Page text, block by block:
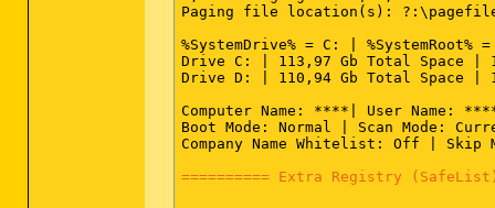
SRV - (AntiVirService) --
SRV - (AntiVirSchedulerService) --
SRV - (lxea_device) --
SRV -
SRV - (sesvc) -- C:\Program
SRV - (ThreatFire) -- C:\Program
SRV - (ServiceLayer) --
SRV - (Realtek11nSU) --
SRV - (YahooAUService) --
SRV - (AAV UpdateService) --
Paging file location(s):
%SystemDrive% = C: |
Drive C: | 113,97 Gb Total Space |
Drive D: | 110,94 Gb Total Space |
Computer Name: ****| User Name:
Boot Mode: Normal | Scan Mode:
Company Name Whitelist: Off |
========== Extra Registry (SafeList)